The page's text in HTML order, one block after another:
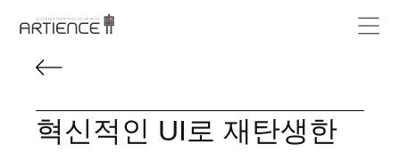
혁신적인 UI로 재탄생한